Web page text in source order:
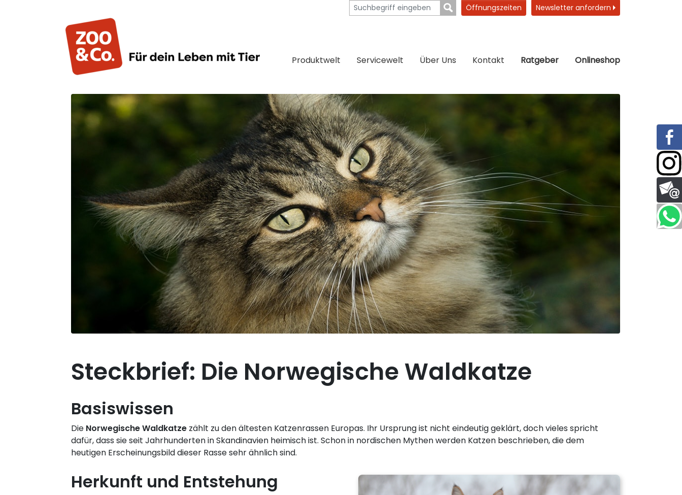
Öffnungszeiten Newsletter anfordern
Produktwelt Servicewelt Über Uns Kontakt Ratgeber Onlineshop
Steckbrief: Die Norwegische Waldkatze
Basiswissen
Die Norwegische Waldkatze zählt zu den ältesten Katzenrassen Europas. Ihr Ursprung ist nicht eindeutig geklärt, doch vieles spricht
dafür, dass sie seit Jahrhunderten in Skandinavien heimisch ist. Schon in nordischen Mythen werden Katzen beschrieben, die dem
heutigen Erscheinungsbild dieser Rasse sehr ähnlich sind.
Herkunft und Entstehung